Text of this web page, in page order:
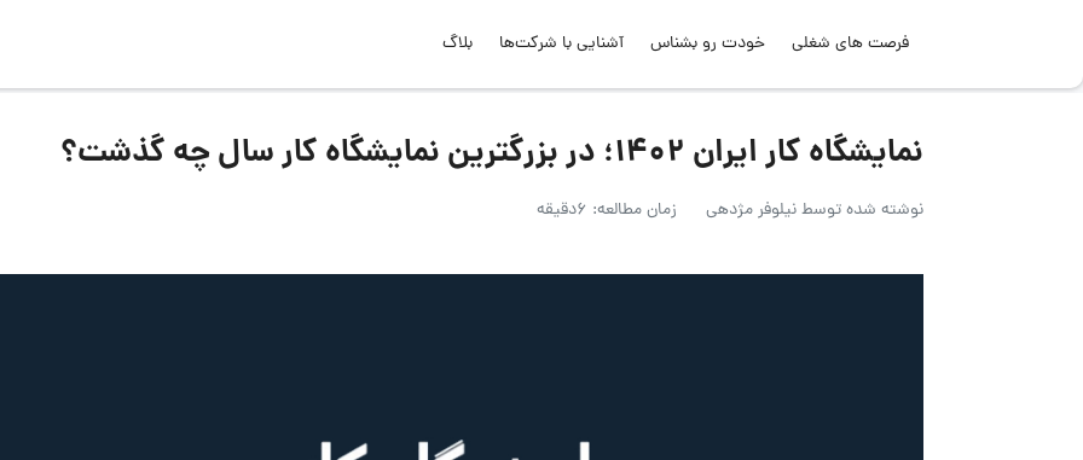
فرصت های شغلی خودت رو بشناس آشنایی با شرکت‌ها بلاگ
نمایشگاه کار ایران 1402؛ در بزرگترین نمایشگاه کار سال چه گذشت؟
نوشته شده توسطنیلوفر مژدهی زمان مطالعه: 6دقیقه